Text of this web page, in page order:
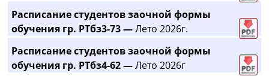
Расписание студентов заочной формы
обучения гр. РТбз3-73 —Лето 2026г.
Расписание студентов заочной формы
обучения гр. РТбз4-62 —Лето 2026г